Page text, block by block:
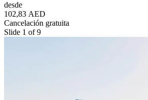
desde
102,83 AED
Cancelación gratuita
Slide 1 of 9